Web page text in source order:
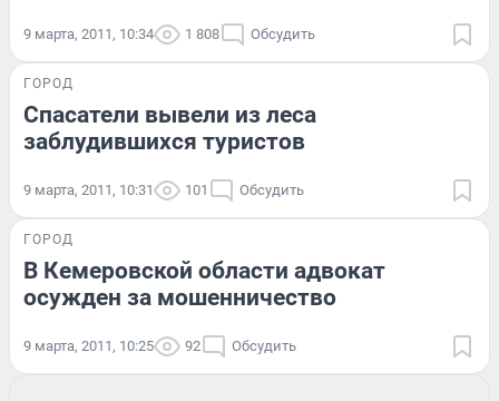
9 марта, 2011, 10:34 1 808 Обсудить
ГОРОД
Спасатели вывели из леса
заблудившихся туристов
9 марта, 2011, 10:31 101 Обсудить
ГОРОД
В Кемеровской области адвокат
осужден за мошенничество
9 марта, 2011, 10:25 92 Обсудить